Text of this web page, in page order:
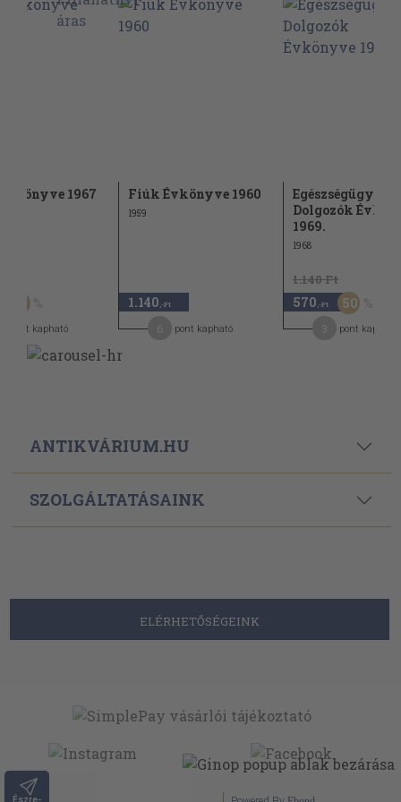
Észre-
1967
pont kapható
Fiúk Évkönyve 1960
1959
1.140 ,-Ft
pont kapható
Egészségügyi
Dolgozók
1969.
1968
1.140 Ft
570 ,-Ft 50
pont kapható
ANTIKVÁRIUM.HU
SZOLGÁLTATÁSAINK
ELÉRHETŐSÉGEINK